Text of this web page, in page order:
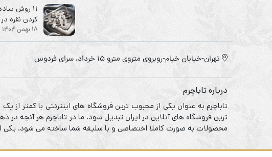
۱۱ روش
کردن نقره
18 بهمن 1404
تهران-خیابان خیام-روبروی متروی مترو ۱۵ خرداد، سرای فردوس
درباره تاباچرم
تاباچرم به عنوان یکی از محبوب ترین فروشگاه های اینترنتی با کمتر
ترین فروشگاه های آنلاین در ایران تبدیل شود. ما در تاباچرم هر آنچه
محصولات به صورت کاملا اختصاصی و با سلیقه شما ساخته می شود. یکی